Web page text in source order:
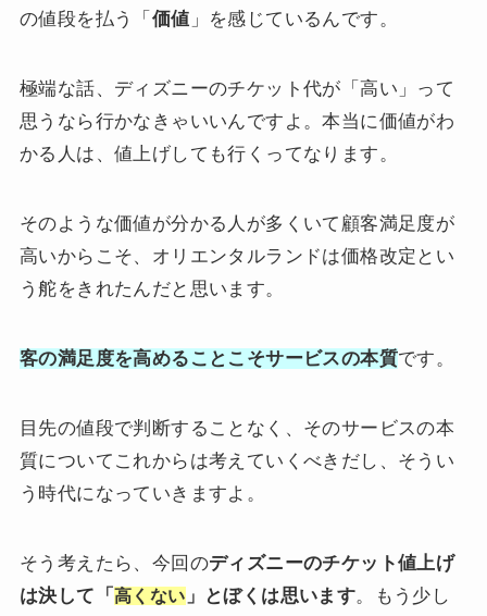
の値段を払う「 価値 」を感じているんです。
極端な話、ディズニーのチケット代が「高い」って
思うなら行かなきゃいいんですよ。本当に価値がわ
かる人は、値上げしても行くってなります。
そのような価値が分かる人が多くいて顧客満足度が
高いからこそ、オリエンタルランドは価格改定とい
う舵をきれたんだと思います。
客の満足度を高めることこそサービスの本質です。
目先の値段で判断することなく、そのサービスの本
質についてこれからは考えていくべきだし、そうい
う時代になっていきますよ。
そう考えたら、今回のディズニーのチケット値上げ
は決して「 高くない 」とぼくは思います。もう少し